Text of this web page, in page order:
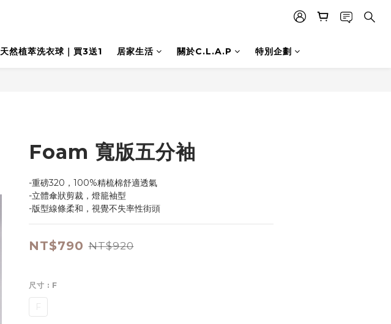
天然植萃洗衣球｜買3送1 居家生活 關於C.L.A.P 特別企劃
Foam 寬版五分袖
-重磅320，100%精梳棉舒適透氣
-立體傘狀剪裁，燈籠袖型
-版型線條柔和，視覺不失率性街頭
NT$790 NT$920
尺寸 : F
F